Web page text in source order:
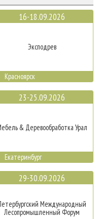
16-18.09.2026
Эксподрев
Красноярск
23-25.09.2026
& Деревообработка Урал
Екатеринбург
29-30.09.2026
Международный
Лесопромышленный Форум